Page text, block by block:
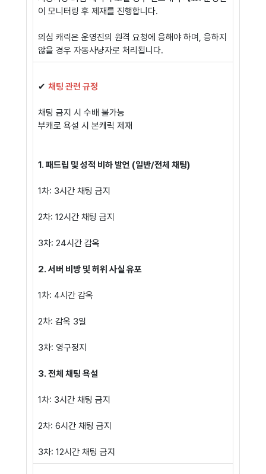
이 모니터링 후 제재를 진행합니다.
의심 캐릭은 운영진의 원격 요청에 응해야 하며, 응하지
않을 경우 자동사냥자로 처리됩니다.
✔ 채팅 관련 규정
채팅 금지 시 수배 불가능
부캐로 욕설 시 본캐릭 제재
1. 패드립 및 성적 비하 발언 (일반/전체 채팅)
1차: 3시간 채팅 금지
2차: 12시간 채팅 금지
3차: 24시간 감옥
2. 서버 비방 및 허위 사실 유포
1차: 4시간 감옥
2차: 감옥 3일
3차: 영구정지
3. 전체 채팅 욕설
1차: 3시간 채팅 금지
2차: 6시간 채팅 금지
3차: 12시간 채팅 금지